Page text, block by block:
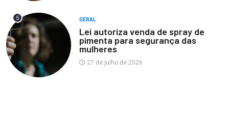
5 GERAL
Lei autoriza venda de spray de
pimenta para segurança das
mulheres
27 de julho de 2026